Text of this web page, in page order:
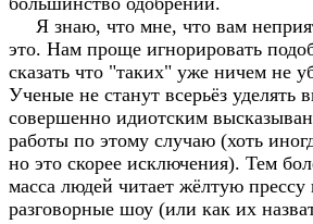
Я знаю, что мне, что вам
это. Нам проще игнорировать
сказать что "таких" уже ничем не
Ученые не станут всерьёз уделять
совершенно идиотским
работы по этому случаю (хоть
но это скорее исключения). Тем
масса людей читает жёлтую прессу
разговорные шоу (или как их